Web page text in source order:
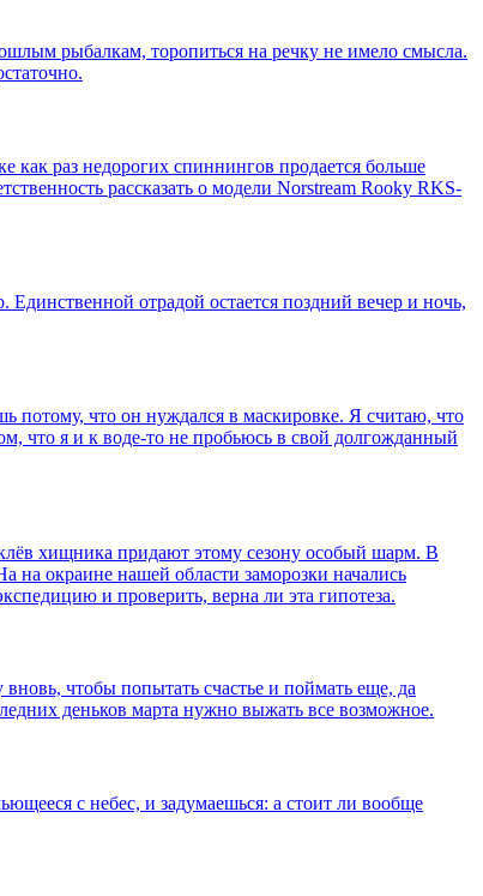
рыбалкам, торопиться на речку не имело смысла.
раз недорогих спиннингов продается больше
рассказать о модели Norstream Rooky RKS-
отрадой остается поздний вечер и ночь,
потому, что он нуждался в маскировке. Я считаю, что
что я и к воде-то не пробьюсь в свой долгожданный
хищника придают этому сезону особый шарм. В
на окраине нашей области заморозки начались
и проверить, верна ли эта гипотеза.
чтобы попытать счастье и поймать еще, да
деньков марта нужно выжать все возможное.
с небес, и задумаешься: а стоит ли вообще